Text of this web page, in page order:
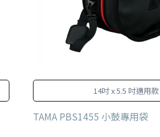
14吋 x 5.5 吋適用款
TAMA PBS1455 小鼓專用袋